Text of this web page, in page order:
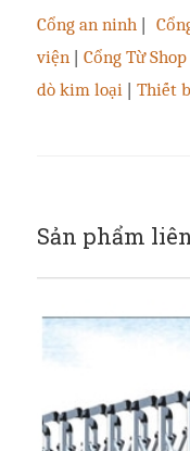
Cổng an ninh |
viện | Cổng Từ
dò kim loại | Thiết
Sản phẩm